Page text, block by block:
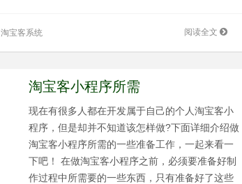
阅读全文
淘宝客系统
淘宝客小程序所需
现在有很多人都在开发属于自己的个人淘宝客小
程序，但是却并不知道该怎样做?下面详细介绍做
淘宝客小程序所需的一些准备工作，一起来看一
下吧！ 在做淘宝客小程序之前，必须要准备好制
作过程中所需要的一些东西，只有准备好了这些